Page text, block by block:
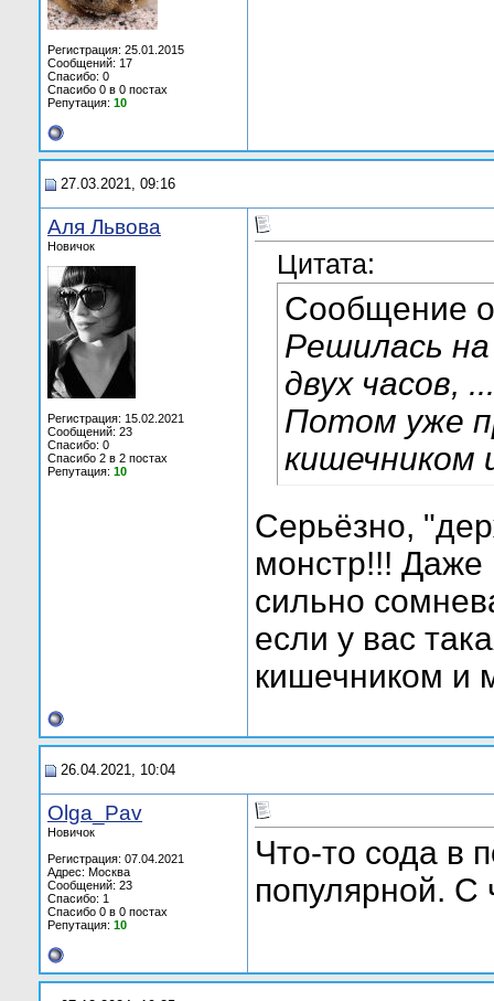
Регистрация: 25.01.2015
Сообщений: 17
Спасибо: 0
Спасибо 0 в 0 постах
Репутация: 10
27.03.2021, 09:16
Аля Львова
Новичок
Регистрация: 15.02.2021
Сообщений: 23
Спасибо: 0
Спасибо 2 в 2 постах
Репутация: 10
Цитата:
Сообщение
Решилась
двух часов,
Потом уже
кишечником
Серьёзно,
монстр!!! Даже
сильно
если у вас
кишечником и
26.04.2021, 10:04
Olga_Pav
Новичок
Регистрация: 07.04.2021
Адрес: Москва
Сообщений: 23
Спасибо: 1
Спасибо 0 в 0 постах
Репутация: 10
Что-то сода в
популярной. С